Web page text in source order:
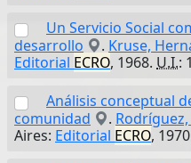
Un Servicio Social
desarrollo
. Kruse,
Editorial ECRO, 1968. U.I.:
Análisis conceptual
comunidad
.
Aires: Editorial ECRO,